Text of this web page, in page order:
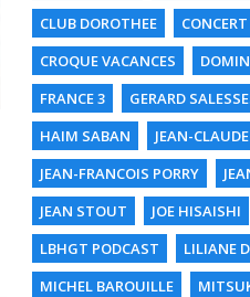
CLUB DOROTHEE
CONCERT
CROQUE VACANCES
FRANCE 3
GERARD
HAIM SABAN
JEAN-
JEAN-FRANCOIS PORRY
JEAN STOUT
JOE HISAISHI
LBHGT PODCAST
LILIANE
MICHEL BAROUILLE